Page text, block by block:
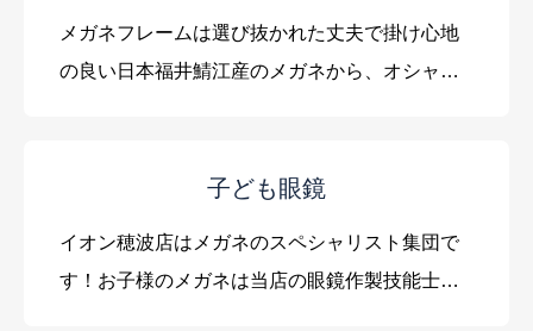
メガネフレームは選び抜かれた丈夫で掛け心地
の良い日本福井鯖江産のメガネから、オシャレ
た商品バリエーションとなっております。
子ども眼鏡
イオン穂波店はメガネのスペシャリスト集団で
す！お子様のメガネは当店の眼鏡作製技能士に